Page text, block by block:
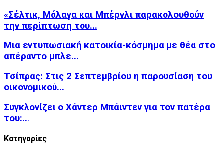
«Σέλτικ, Μάλαγα και Μπέρνλι παρακολουθούν
την περίπτωση του...
Μια εντυπωσιακή κατοικία-κόσμημα με θέα στο
απέραντο μπλε...
Τσίπρας: Στις 2 Σεπτεμβρίου η παρουσίαση του
οικονομικού...
Συγκλονίζει ο Χάντερ Μπάιντεν για τον πατέρα
του:...
Kατηγορίες